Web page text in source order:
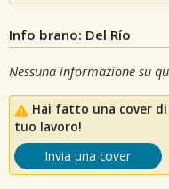
Info brano: Del Río
Nessuna informazione su
Hai fatto una cover di
tuo lavoro!
Invia una cover